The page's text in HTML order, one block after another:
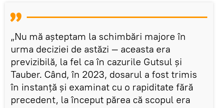
„Nu mă așteptam la schimbări majore în
urma deciziei de astăzi — aceasta era
previzibilă, la fel ca în cazurile Gutsul și
Tauber. Când, în 2023, dosarul a fost trimis
în instanță și examinat cu o rapiditate fără
precedent, la început părea că scopul era